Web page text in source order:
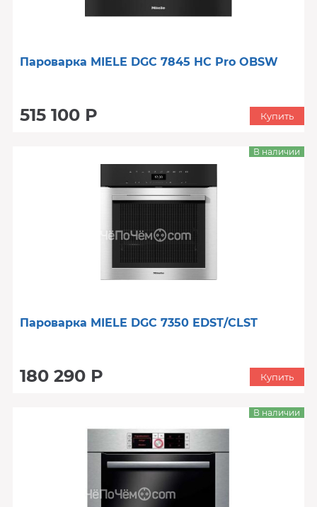
Пароварка MIELE DGC 7845 HC Pro OBSW
515 100 Р Купить
Пароварка MIELE DGC 7350 EDST/CLST
180 290 Р
В наличии
Купить
В наличии